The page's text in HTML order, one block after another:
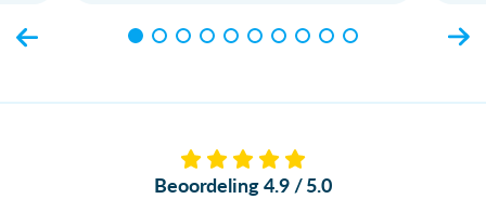
Beoordeling 4.9 / 5.0